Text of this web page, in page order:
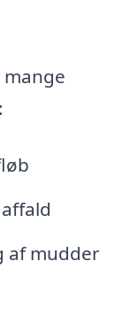
af mudder